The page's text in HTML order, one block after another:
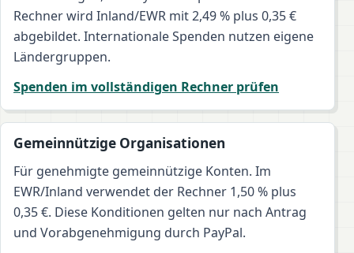
Rechner wird Inland/EWR mit 2,49 % plus 0,35 €
abgebildet. Internationale Spenden nutzen eigene
Ländergruppen.
Spenden im vollständigen Rechner prüfen
Gemeinnützige Organisationen
Für genehmigte gemeinnützige Konten. Im
EWR/Inland verwendet der Rechner 1,50 % plus
0,35 €. Diese Konditionen gelten nur nach Antrag
und Vorabgenehmigung durch PayPal.